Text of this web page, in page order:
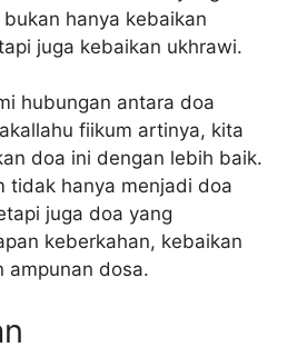
hanya kebaikan
juga kebaikan ukhrawi.
hubungan antara doa
fiikum artinya, kita
doa ini dengan lebih baik.
tidak hanya menjadi doa
juga doa yang
keberkahan, kebaikan
ampunan dosa.